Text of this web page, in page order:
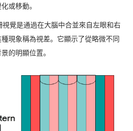
或移動。
覺是通過在大腦中合並來自左眼和右
現象稱為視差。它顯示了從略微不同
的明顯位置。